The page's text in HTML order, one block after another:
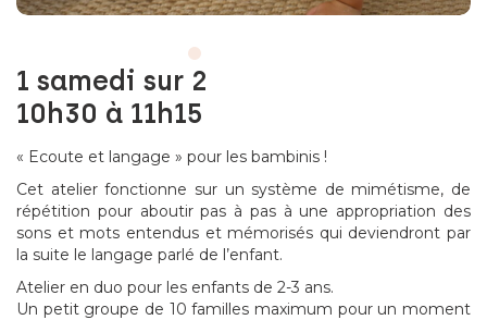
1 samedi sur 2
10h30 à 11h15
« Ecoute et langage » pour les bambinis !
Cet atelier fonctionne sur un système de mimétisme, de
répétition pour aboutir pas à pas à une appropriation des
sons et mots entendus et mémorisés qui deviendront par
la suite le langage parlé de l’enfant.
Atelier en duo pour les enfants de 2-3 ans.
Un petit groupe de 10 familles maximum pour un moment